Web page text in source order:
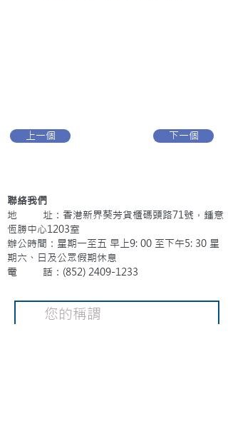
上一個 下一個
聯絡我們
地 址：香港新界葵芳貨櫃碼頭路71號，鍾意
恆勝中心1203室
辦公時間：星期一至五 早上9: 00 至下午5: 30 星
期六、日及公眾假期休息
電 話：(852) 2409-1233